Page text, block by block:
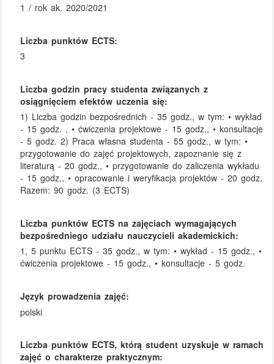
1 / rok ak. 2020/2021
Liczba punktów ECTS:
3
Liczba godzin pracy studenta związanych z
osiągnięciem efektów uczenia się:
1) Liczba godzin bezpośrednich - 35 godz., w tym: • wykład
- 15 godz. , • ćwiczenia projektowe - 15 godz., • konsultacje
- 5 godz. 2) Praca własna studenta - 55 godz., w tym: •
przygotowanie do zajęć projektowych, zapoznanie się z
literaturą - 20 godz., • przygotowanie do zaliczenia wykładu
- 15 godz., • opracowanie i weryfikacja projektów - 20 godz.
Razem: 90 godz. (3 ECTS)
Liczba punktów ECTS na zajęciach wymagających
bezpośredniego udziału nauczycieli akademickich:
1, 5 punktu ECTS - 35 godz., w tym: • wykład - 15 godz., •
ćwiczenia projektowe - 15 godz., • konsultacje - 5 godz.
Język prowadzenia zajęć:
polski
Liczba punktów ECTS, którą student uzyskuje w ramach
zajęć o charakterze praktycznym: